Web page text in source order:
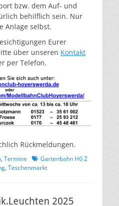
bzw. dem Auf- und
behilflich sein. Nur
Anlage selbst.
Eurer
über unseren Kontakt
per Telefon.
Rückmeldungen.
, Termine Schlagworte
Gartenbahn H0 Z
, Teschenmarkt
2025